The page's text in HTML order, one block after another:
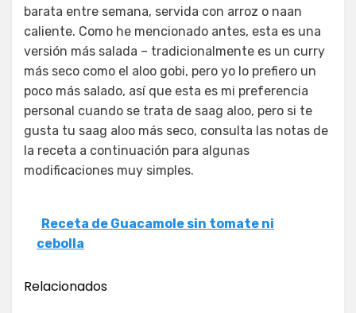
barata entre semana, servida con arroz o naan
caliente. Como he mencionado antes, esta es una
versión más salada – tradicionalmente es un curry
más seco como el aloo gobi, pero yo lo prefiero un
poco más salado, así que esta es mi preferencia
personal cuando se trata de saag aloo, pero si te
gusta tu saag aloo más seco, consulta las notas de
la receta a continuación para algunas
modificaciones muy simples.
Receta de Guacamole sin tomate ni
cebolla
Relacionados